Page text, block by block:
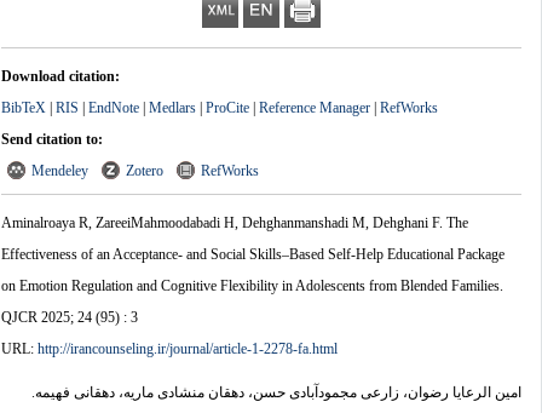
Download citation:
BibTeX|RIS|EndNote|Medlars|ProCite|Reference Manager|RefWorks
Send citation to:
Mendeley
Zotero RefWorks
Aminalroaya R, ZareeiMahmoodabadi H, Dehghanmanshadi M, Dehghani F. The
Effectiveness of an Acceptance- and Social Skills–Based Self-Help Educational Package
on Emotion Regulation and Cognitive Flexibility in Adolescents from Blended Families.
QJCR 2025; 24 (95) : 3
URL:http://irancounseling.ir/journal/article-1-2278-fa.html
امین الرعایا رضوان، زارعی مجمودآبادی حسن، دهقان منشادی ماریه، دهقانی فهیمه.